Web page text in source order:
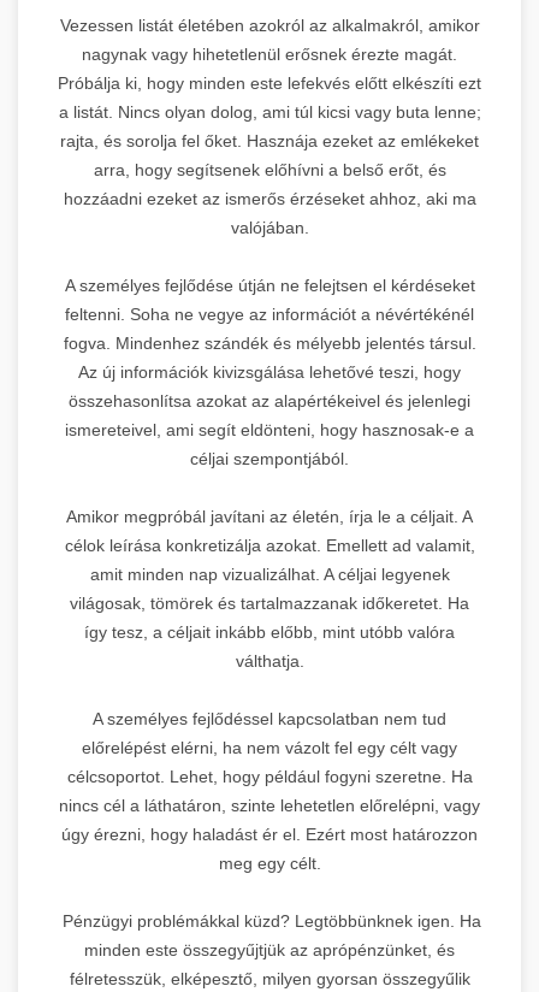
Vezessen listát életében azokról az alkalmakról, amikor
nagynak vagy hihetetlenül erősnek érezte magát.
Próbálja ki, hogy minden este lefekvés előtt elkészíti ezt
a listát. Nincs olyan dolog, ami túl kicsi vagy buta lenne;
rajta, és sorolja fel őket. Hasznája ezeket az emlékeket
arra, hogy segítsenek előhívni a belső erőt, és
hozzáadni ezeket az ismerős érzéseket ahhoz, aki ma
valójában.
A személyes fejlődése útján ne felejtsen el kérdéseket
feltenni. Soha ne vegye az információt a névértékénél
fogva. Mindenhez szándék és mélyebb jelentés társul.
Az új információk kivizsgálása lehetővé teszi, hogy
összehasonlítsa azokat az alapértékeivel és jelenlegi
ismereteivel, ami segít eldönteni, hogy hasznosak-e a
céljai szempontjából.
Amikor megpróbál javítani az életén, írja le a céljait. A
célok leírása konkretizálja azokat. Emellett ad valamit,
amit minden nap vizualizálhat. A céljai legyenek
világosak, tömörek és tartalmazzanak időkeretet. Ha
így tesz, a céljait inkább előbb, mint utóbb valóra
válthatja.
A személyes fejlődéssel kapcsolatban nem tud
előrelépést elérni, ha nem vázolt fel egy célt vagy
célcsoportot. Lehet, hogy például fogyni szeretne. Ha
nincs cél a láthatáron, szinte lehetetlen előrelépni, vagy
úgy érezni, hogy haladást ér el. Ezért most határozzon
meg egy célt.
Pénzügyi problémákkal küzd? Legtöbbünknek igen. Ha
minden este összegyűjtjük az aprópénzünket, és
félretesszük, elképesztő, milyen gyorsan összegyűlik